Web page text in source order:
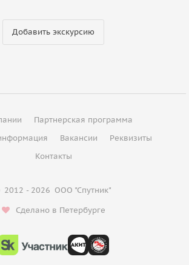
Добавить экскурсию
Партнерская программа
Вакансии
Реквизиты
Контакты
2012 - 2026 ООО "Спутник"
Сделано в Петербурге